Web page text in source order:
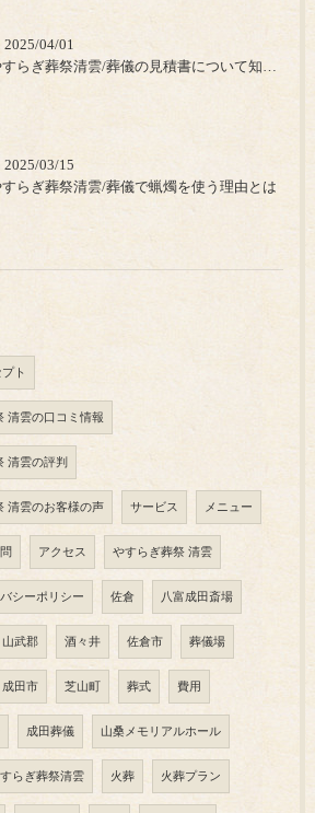
2025/04/01
2025/03/15
らぎ葬祭清雲/葬儀で蝋燭を使う理由とは
ト
清雲の口コミ情報
清雲の評判
清雲のお客様の声 サービス メニュー
アクセス やすらぎ葬祭 清雲
シーポリシー 佐倉 八富成田斎場
山武郡 酒々井 佐倉市 葬儀場
成田市 芝山町 葬式 費用
成田葬儀 山桑メモリアルホール
らぎ葬祭清雲 火葬 火葬プラン